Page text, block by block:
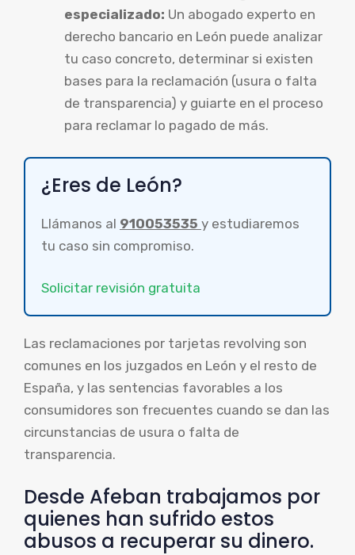
especializado: Un abogado experto en
derecho bancario en León puede analizar
tu caso concreto, determinar si existen
bases para la reclamación (usura o falta
de transparencia) y guiarte en el proceso
para reclamar lo pagado de más.
¿Eres de León?
Llámanos al 910053535 y estudiaremos
tu caso sin compromiso.
Solicitar revisión gratuita
Las reclamaciones por tarjetas revolving son
comunes en los juzgados en León y el resto de
España, y las sentencias favorables a los
consumidores son frecuentes cuando se dan las
circunstancias de usura o falta de
transparencia.
Desde Afeban trabajamos por
quienes han sufrido estos
abusos a recuperar su dinero.